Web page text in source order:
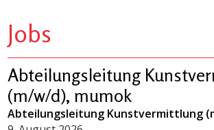
Jobs
Abteilungsleitung
(m/w/d), mumok
Abteilungsleitung Kunstvermittlung